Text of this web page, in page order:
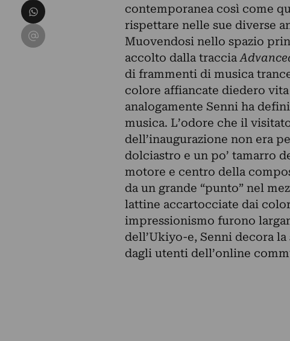
contemporanea così come
rispettare nelle sue diverse
Muovendosi nello spazio
accolto dalla traccia
di frammenti di musica
colore affiancate diedero
analogamente Senni ha
musica. L’odore che il
dell’inaugurazione non era
dolciastro e un po’ tamarro
motore e centro della
da un grande “punto” nel
lattine accartocciate dai
impressionismo furono
dell’Ukiyo-e, Senni decora
dagli utenti dell’online
Condividi su WhatsApp
Condividi su Email